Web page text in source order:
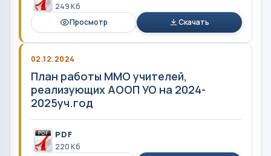
249 Кб
Просмотр
Скачать
02.12.2024
План работы ММО учителей,
реализующих АООП УО на 2024-
2025уч.год
PDF
220 Кб